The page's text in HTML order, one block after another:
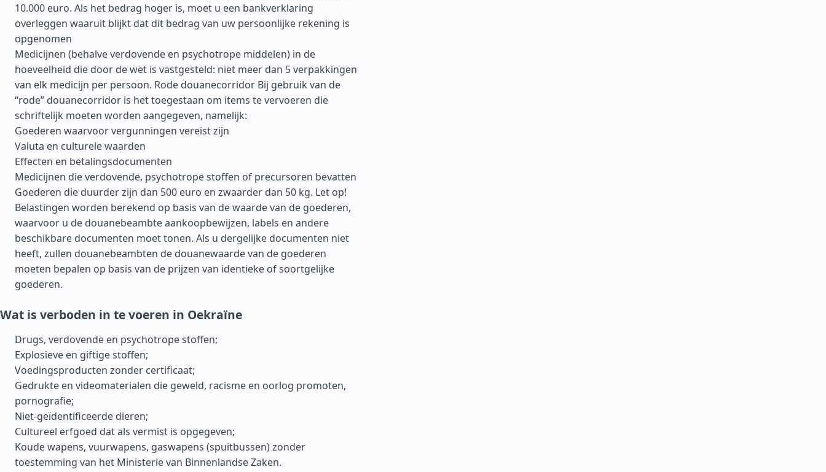
10.000 euro. Als het bedrag hoger is, moet u een bankverklaring
overleggen waaruit blijkt dat dit bedrag van uw persoonlijke rekening is
opgenomen
Medicijnen (behalve verdovende en psychotrope middelen) in de
hoeveelheid die door de wet is vastgesteld: niet meer dan 5 verpakkingen
van elk medicijn per persoon. Rode douanecorridor Bij gebruik van de
“rode” douanecorridor is het toegestaan om items te vervoeren die
schriftelijk moeten worden aangegeven, namelijk:
Goederen waarvoor vergunningen vereist zijn
Valuta en culturele waarden
Effecten en betalingsdocumenten
Medicijnen die verdovende, psychotrope stoffen of precursoren bevatten
Goederen die duurder zijn dan 500 euro en zwaarder dan 50 kg. Let op!
Belastingen worden berekend op basis van de waarde van de goederen,
waarvoor u de douanebeambte aankoopbewijzen, labels en andere
beschikbare documenten moet tonen. Als u dergelijke documenten niet
heeft, zullen douanebeambten de douanewaarde van de goederen
moeten bepalen op basis van de prijzen van identieke of soortgelijke
goederen.
Wat is verboden in te voeren in Oekraïne
Drugs, verdovende en psychotrope stoffen;
Explosieve en giftige stoffen;
Voedingsproducten zonder certificaat;
Gedrukte en videomaterialen die geweld, racisme en oorlog promoten,
pornografie;
Niet-geïdentificeerde dieren;
Cultureel erfgoed dat als vermist is opgegeven;
Koude wapens, vuurwapens, gaswapens (spuitbussen) zonder
toestemming van het Ministerie van Binnenlandse Zaken.